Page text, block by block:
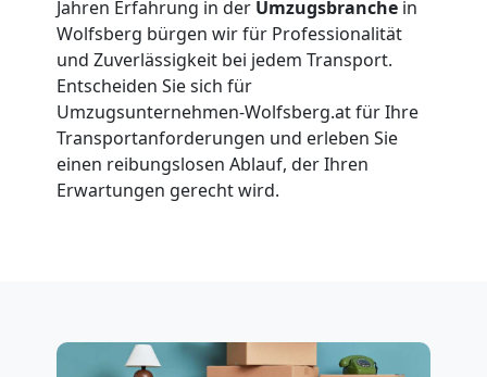
Jahren Erfahrung in der Umzugsbranche in
Wolfsberg bürgen wir für Professionalität
und Zuverlässigkeit bei jedem Transport.
Entscheiden Sie sich für
Umzugsunternehmen-Wolfsberg.at für Ihre
Transportanforderungen und erleben Sie
einen reibungslosen Ablauf, der Ihren
Erwartungen gerecht wird.
Vereinsumzug
Wolfsberg
Anfrage
National